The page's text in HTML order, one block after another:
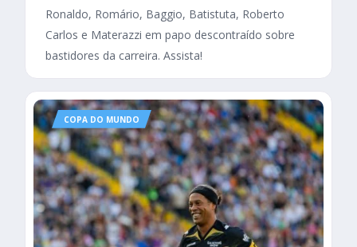
Ronaldo, Romário, Baggio, Batistuta, Roberto
Carlos e Materazzi em papo descontraído sobre
bastidores da carreira. Assista!
COPA DO MUNDO